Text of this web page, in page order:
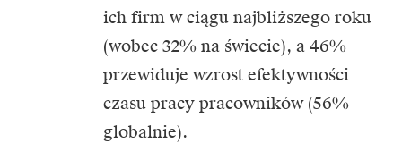
ich firm w ciągu najbliższego roku
(wobec 32% na świecie), a 46%
przewiduje wzrost efektywności
czasu pracy pracowników (56%
globalnie).